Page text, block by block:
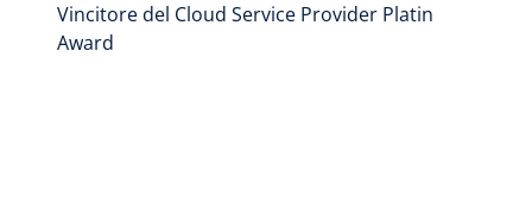
Vincitore del Cloud Service Provider Platin
Award